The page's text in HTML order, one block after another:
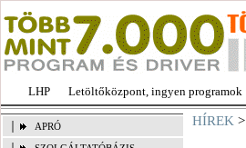
LHP Letöltőközpont, ingyen programok
APRÓ
HÍREK >